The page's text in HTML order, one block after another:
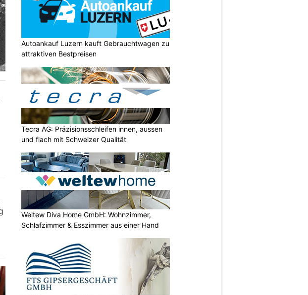
Autoankauf Luzern kauft Gebrauchtwagen zu
attraktiven Bestpreisen
Tecra AG: Präzisionsschleifen innen, aussen
und flach mit Schweizer Qualität
Weltew Diva Home GmbH: Wohnzimmer,
Schlafzimmer & Esszimmer aus einer Hand